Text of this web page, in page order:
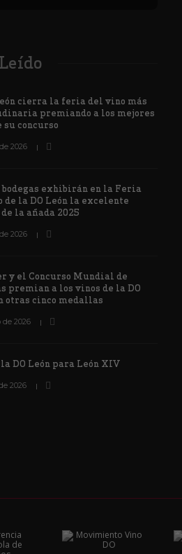
cierra la feria del vino más
premiando a los mejores
su concurso
2026
bodegas exhibirán en la Feria
de la DO León la excelente
la añada 2025
2026
y el Concurso Mundial de
premian a los vinos de la DO
otras cinco medallas
2026
DO León para León XIV
2026